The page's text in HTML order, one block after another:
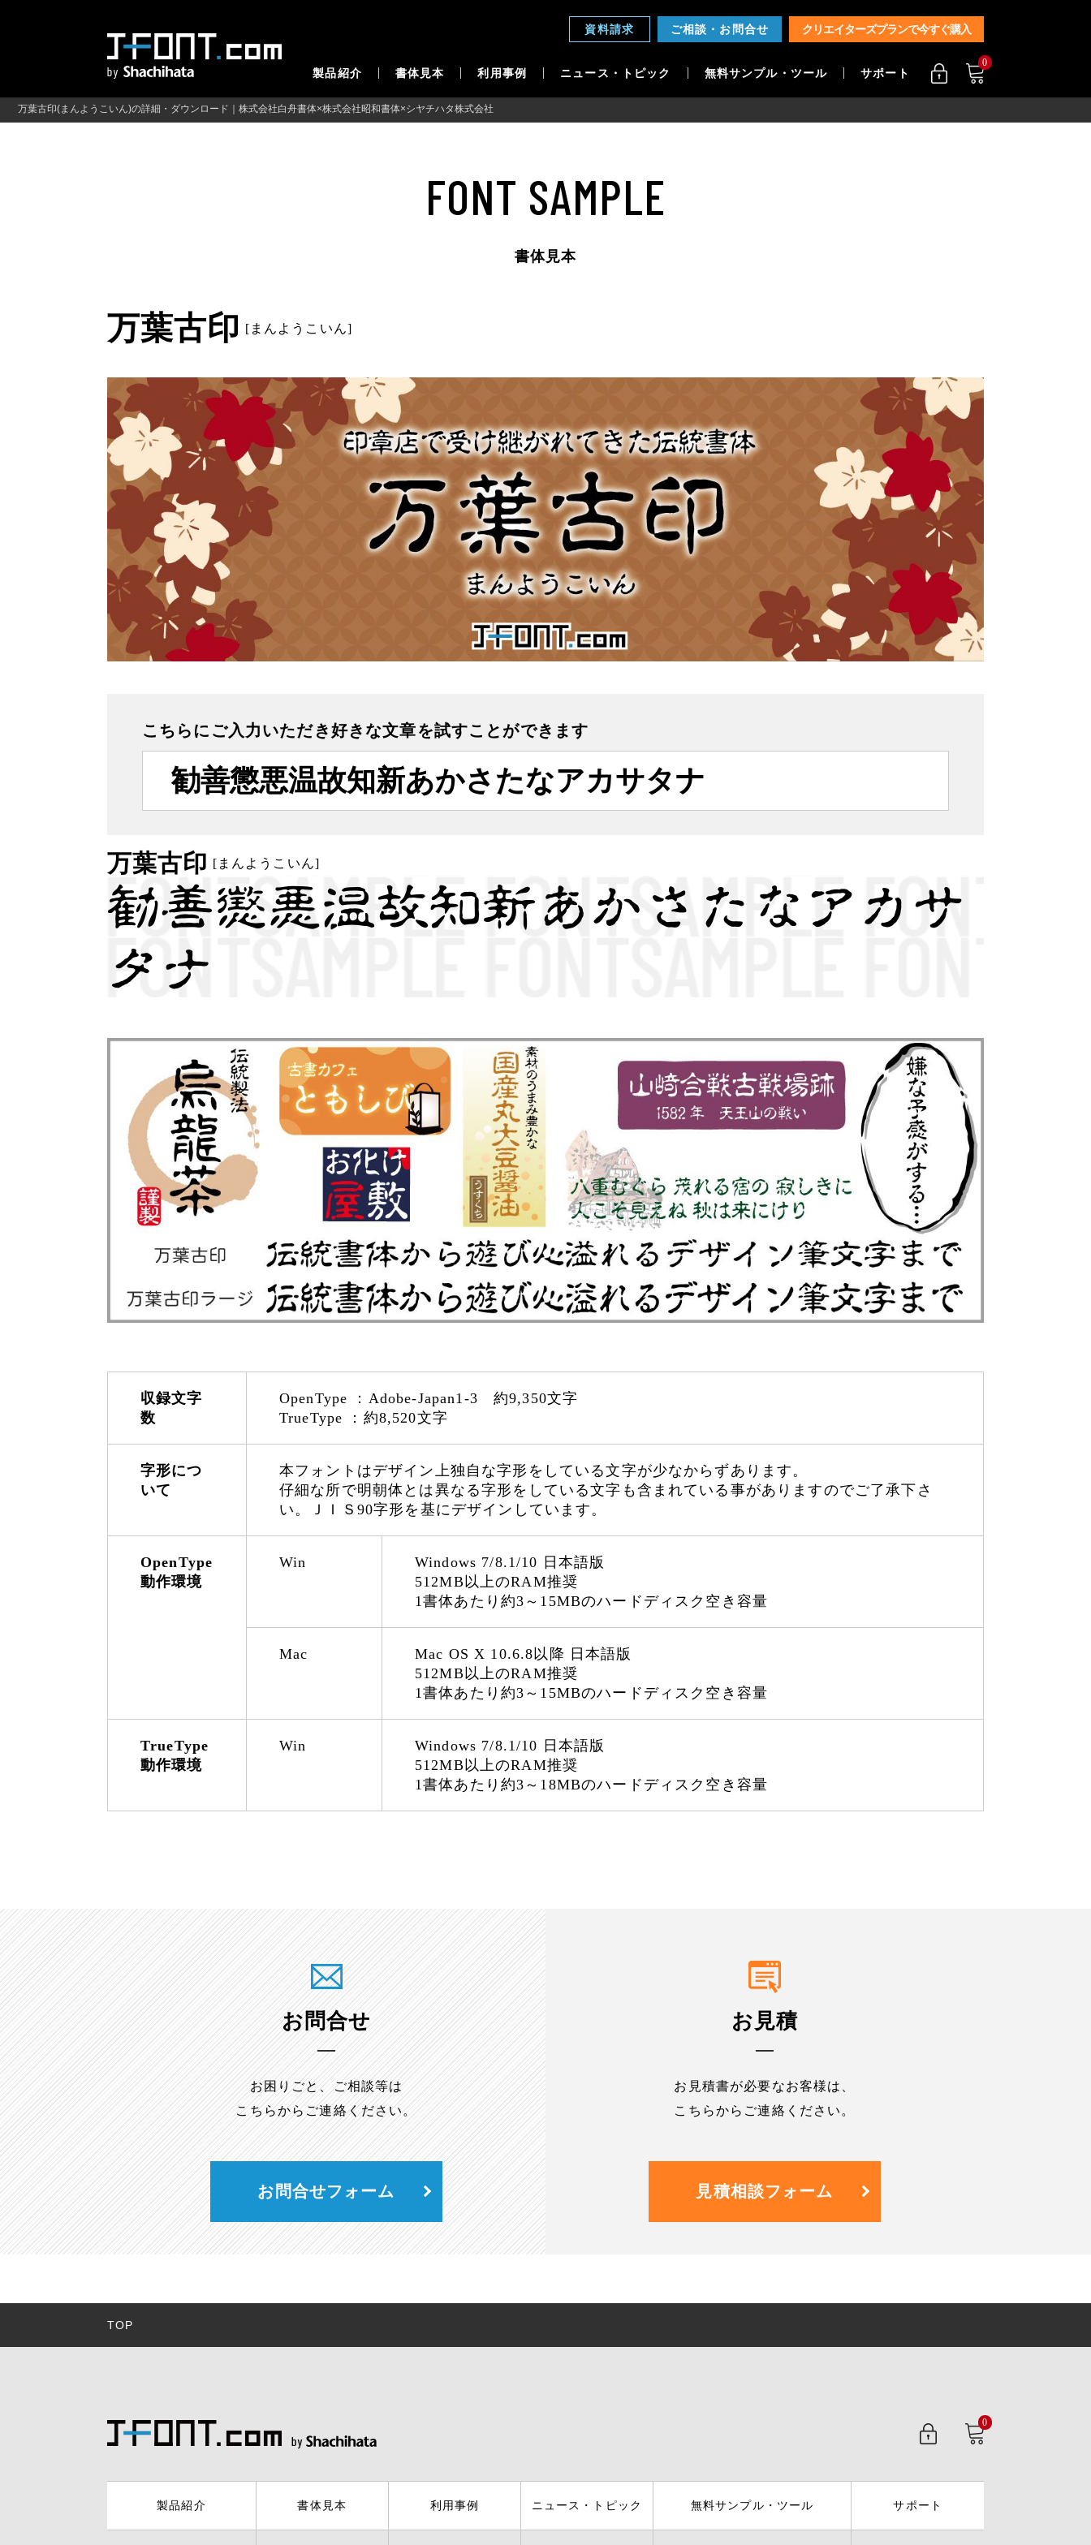
資料請求 ご相談・お問合せ クリエイターズプランで今すぐ購入
製品紹介 書体見本 利用事例 ニュース・トピック 無料サンプル・ツール サポート
0
万葉古印(まんようこいん)の詳細・ダウンロード｜株式会社白舟書体×株式会社昭和書体×シヤチハタ株式会社
FONT SAMPLE
書体見本
万葉古印 [まんようこいん]
こちらにご入力いただき好きな文章を試すことができます
万葉古印 [まんようこいん]
勧善懲悪温故知新あかさたなアカサ
タナ
収録文字
数
OpenType ：Adobe-Japan1-3 約9,350文字
TrueType ：約8,520文字
字形につ
いて
本フォントはデザイン上独自な字形をしている文字が少なからずあります。
仔細な所で明朝体とは異なる字形をしている文字も含まれている事がありますのでご了承下さ
い。ＪＩＳ90字形を基にデザインしています。
OpenType
動作環境
Win
Windows 7/8.1/10 日本語版
512MB以上のRAM推奨
1書体あたり約3～15MBのハードディスク空き容量
Mac
Mac OS X 10.6.8以降 日本語版
512MB以上のRAM推奨
1書体あたり約3～15MBのハードディスク空き容量
TrueType
動作環境
Win
Windows 7/8.1/10 日本語版
512MB以上のRAM推奨
1書体あたり約3～18MBのハードディスク空き容量
お問合せ
お困りごと、ご相談等は
こちらからご連絡ください。
お問合せフォーム
お見積
お見積書が必要なお客様は、
こちらからご連絡ください。
見積相談フォーム
TOP
0
製品紹介 書体見本 利用事例 ニュース・トピック 無料サンプル・ツール サポート